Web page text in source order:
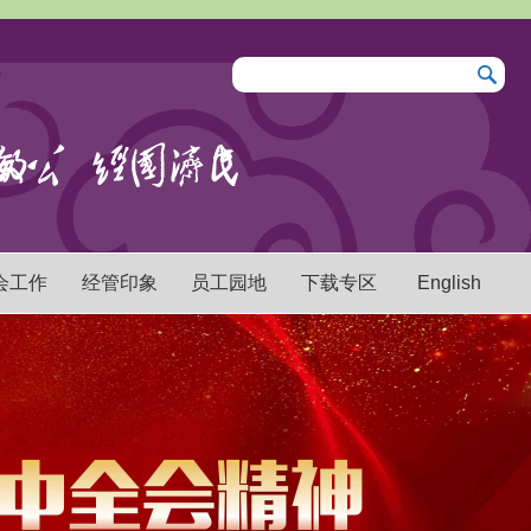
工作 经管印象 员工园地 下载专区 English